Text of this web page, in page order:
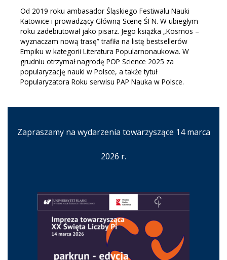
Od 2019 roku ambasador Śląskiego Festiwalu Nauki
Katowice i prowadzący Główną Scenę ŚFN. W ubiegłym
roku zadebiutował jako pisarz. Jego książka „Kosmos –
wyznaczam nową trasę” trafiła na listę bestsellerów
Empiku w kategorii Literatura Popularnonaukowa. W
grudniu otrzymał nagrodę POP Science 2025 za
popularyzację nauki w Polsce, a także tytuł
Popularyzatora Roku serwisu PAP Nauka w Polsce.
Zapraszamy na wydarzenia towarzyszące 14 marca
2026 r.